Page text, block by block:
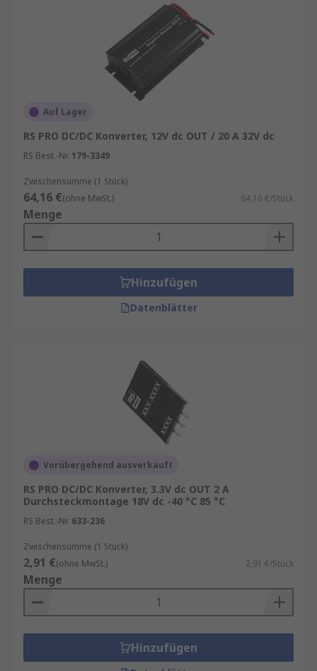
Auf Lager
RS PRO DC/DC Konverter, 12V dc OUT / 20 A 32V dc
RS Best.-Nr. 179-3349
Zwischensumme (1 Stück)
64,16 €(ohne MwSt.) 64,16 €/Stück
Menge
Hinzufügen
Datenblätter
Vorübergehend ausverkauft
RS PRO DC/DC Konverter, 3.3V dc OUT 2 A
Durchsteckmontage 18V dc -40 °C 85 °C
RS Best.-Nr. 633-236
Zwischensumme (1 Stück)
2,91 €(ohne MwSt.) 2,91 €/Stück
Menge
Hinzufügen